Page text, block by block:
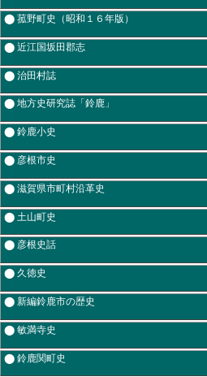
⬤ 菰野町史（昭和１６年版）
⬤ 近江国坂田郡志
⬤ 治田村誌
⬤ 地方史研究誌「鈴鹿」
⬤ 鈴鹿小史
⬤ 彦根市史
⬤ 滋賀県市町村沿革史
⬤ 土山町史
⬤ 彦根史話
⬤ 久徳史
⬤ 新編鈴鹿市の歴史
⬤ 敏満寺史
⬤ 鈴鹿関町史